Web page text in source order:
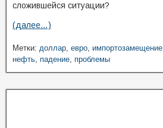
сложившейся ситуации?
(далее…)
Метки: доллар, евро, импортозамещение
нефть, падение, проблемы